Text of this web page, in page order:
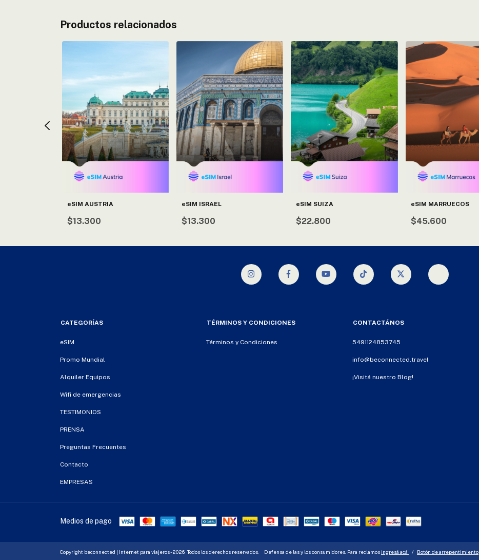
Productos relacionados
eSIM AUSTRIA
$13.300
eSIM ISRAEL
$13.300
eSIM SUIZA
$22.800
eSIM MARRUECOS
$45.600
CATEGORÍAS
eSIM
Promo Mundial
Alquiler Equipos
Wifi de emergencias
TESTIMONIOS
PRENSA
Preguntas Frecuentes
Contacto
EMPRESAS
TÉRMINOS Y CONDICIONES
Términos y Condiciones
CONTACTÁNOS
5491124853745
info@beconnected.travel
¡Visitá nuestro Blog!
Medios de pago
Copyright beconnected | Internet para viajeros - 2026. Todos los derechos reservados. Defensa de las y los consumidores. Para reclamos ingresá acá. / Botón de arrepentimiento